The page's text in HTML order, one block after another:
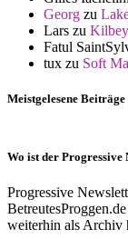
Georg zu
Lars zu
Fatul
tux zu Soft
Meistgelesene Beiträge
Wo ist der Progressive
Progressive
weiterhin als Archiv